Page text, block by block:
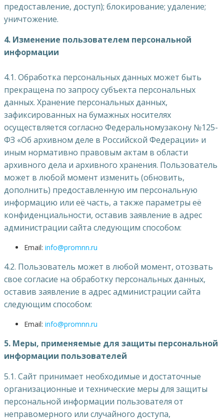
предоставление, доступ); блокирование; удаление;
уничтожение.
4. Изменение пользователем персональной
информации
4.1. Обработка персональных данных может быть
прекращена по запросу субъекта персональных
данных. Хранение персональных данных,
зафиксированных на бумажных носителях
осуществляется согласно Федеральномузакону №125-
ФЗ «Об архивном деле в Российской Федерации» и
иным нормативно правовым актам в области
архивного дела и архивного хранения. Пользователь
может в любой момент изменить (обновить,
дополнить) предоставленную им персональную
информацию или её часть, а также параметры её
конфиденциальности, оставив заявление в адрес
администрации сайта следующим способом:
Email: info@promnn.ru
4.2. Пользователь может в любой момент, отозвать
свое согласие на обработку персональных данных,
оставив заявление в адрес администрации сайта
следующим способом:
Email: info@promnn.ru
5. Меры, применяемые для защиты персональной
информации пользователей
5.1. Сайт принимает необходимые и достаточные
организационные и технические меры для защиты
персональной информации пользователя от
неправомерного или случайного доступа,